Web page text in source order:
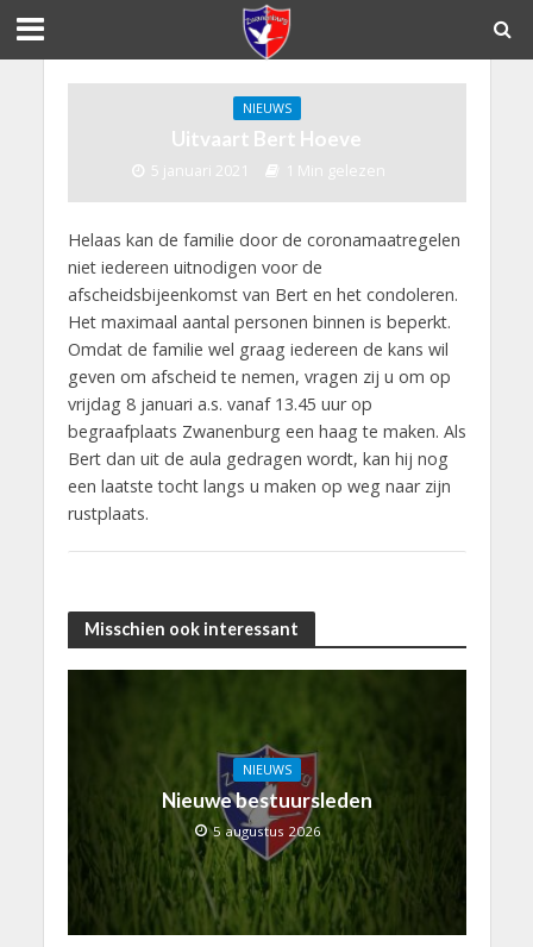
NIEUWS
Uitvaart Bert Hoeve
5 januari 2021 1 Min gelezen
Helaas kan de familie door de coronamaatregelen
niet iedereen uitnodigen voor de
afscheidsbijeenkomst van Bert en het condoleren.
Het maximaal aantal personen binnen is beperkt.
Omdat de familie wel graag iedereen de kans wil
geven om afscheid te nemen, vragen zij u om op
vrijdag 8 januari a.s. vanaf 13.45 uur op
begraafplaats Zwanenburg een haag te maken. Als
Bert dan uit de aula gedragen wordt, kan hij nog
een laatste tocht langs u maken op weg naar zijn
rustplaats.
Misschien ook interessant
NIEUWS
Nieuwe bestuursleden
5 augustus 2026